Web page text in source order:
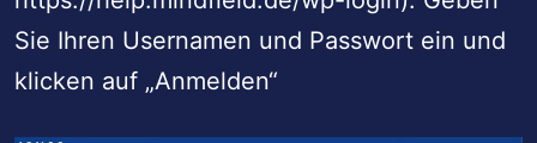
Sie Ihren Usernamen und Passwort ein und
klicken auf „Anmelden“